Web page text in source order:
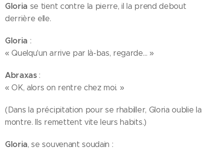
Gloria se tient contre la pierre, il la prend debout
derrière elle.
Gloria :
« Quelqu'un arrive par là-bas, regarde… »
Abraxas:
« OK, alors on rentre chez moi. »
(Dans la précipitation pour se rhabiller, Gloria oublie la
montre. Ils remettent vite leurs habits.)
Gloria, se souvenant soudain :